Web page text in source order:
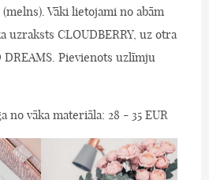
Vāki lietojami no abām
uzraksts CLOUDBERRY, uz otra
DREAMS. Pievienots uzlīmju
no vāka materiāla: 28 - 35 EUR